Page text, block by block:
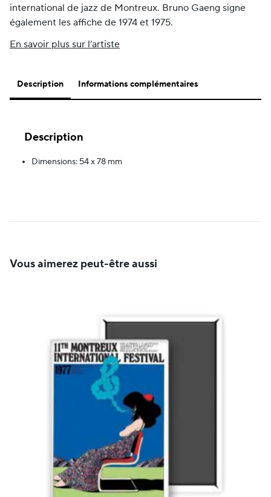
international de jazz de Montreux. Bruno Gaeng signe
également les affiche de 1974 et 1975.
En savoir plus sur l’artiste
Description Informations complémentaires
Description
Dimensions: 54 x 78 mm
Vous aimerez peut-être aussi